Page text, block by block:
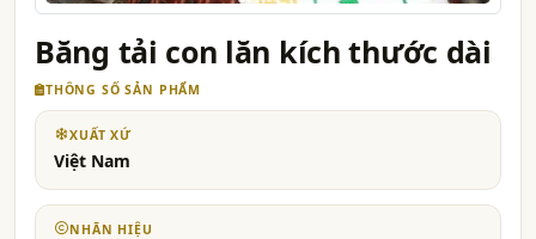
Băng tải con lăn kích thước dài
THÔNG SỐ SẢN PHẨM
XUẤT XỨ
Việt Nam
NHÃN HIỆU